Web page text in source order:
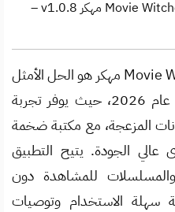
تطبيق موفي ويتشر Movie Witcher APK مهكر هو الحل الأمثل
لعشاق الأفلام والمسلسلات في عام 2026، حيث يوفر تجربة
المزعجة، مع مكتبة ضخمة
عالي الجودة. يتيح التطبيق
للمشاهدة دون
سهلة الاستخدام وتوصيات